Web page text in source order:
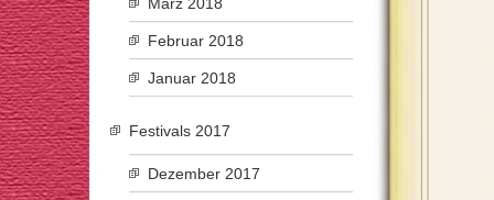
Februar 2018
Januar 2018
Festivals 2017
Dezember 2017